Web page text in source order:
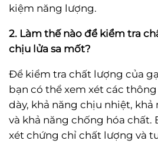
kiệm năng lượng.
2. Làm thế nào để kiểm tra
chịu lửa sa mốt?
Để kiểm tra chất lượng của
bạn có thể xem xét các
dày, khả năng chịu nhiệt,
và khả năng chống hóa chất.
xét chứng chỉ chất lượng và